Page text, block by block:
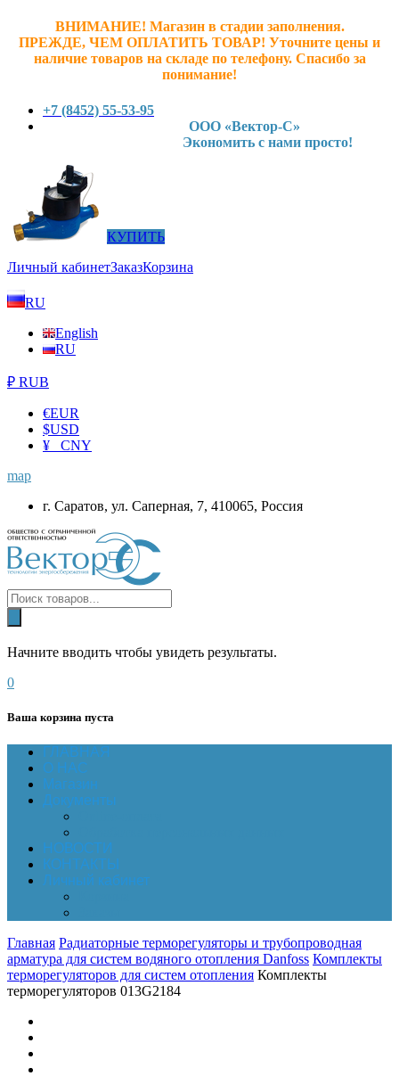
ВНИМАНИЕ! Магазин в стадии заполнения.
ПРЕЖДЕ, ЧЕМ ОПЛАТИТЬ ТОВАР! Уточните цены и
наличие товаров на складе по телефону. Спасибо за
понимание!
+7 (8452) 55-53-95
ООО «Вектор-С»
Экономить с нами просто!
КУПИТЬ
Личный кабинетЗаказКорзина
RU
English
RU
₽ RUB
€EUR
$USD
¥ CNY
map
г. Саратов, ул. Саперная, 7, 410065, Россия
Начните вводить чтобы увидеть результаты.
0
Ваша корзина пуста
ГЛАВНАЯ
О НАС
Магазин
Документы
НОВОСТИ
КОНТАКТЫ
Личный кабинет
Главная Радиаторные терморегуляторы и трубопроводная
арматура для систем водяного отопления Danfoss Комплекты
терморегуляторов для систем отопления Комплекты
терморегуляторов 013G2184